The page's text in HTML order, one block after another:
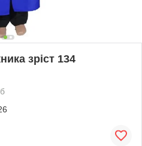
зріст 134